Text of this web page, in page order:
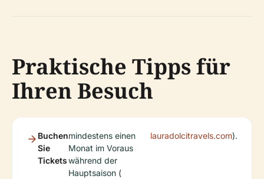
Praktische Tipps für
Ihren Besuch
Buchen
Sie
Tickets
mindestens einen
Monat im Voraus
während der
Hauptsaison (
lauradolcitravels.com).